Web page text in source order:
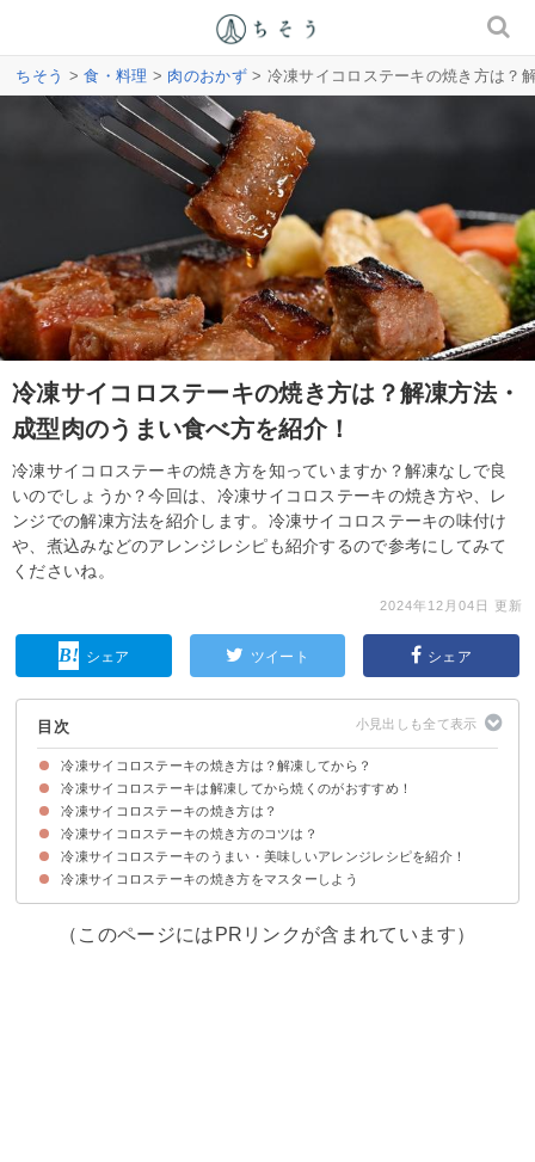
ちそう >食・料理 > 肉のおかず> 冷凍サイコロステーキの焼き方は？
冷凍サイコロステーキの焼き方は？解凍方法・
成型肉のうまい食べ方を紹介！
冷凍サイコロステーキの焼き方を知っていますか？解凍なしで良
いのでしょうか？今回は、冷凍サイコロステーキの焼き方や、レ
ンジでの解凍方法を紹介します。冷凍サイコロステーキの味付け
や、煮込みなどのアレンジレシピも紹介するので参考にしてみて
くださいね。
2024年12月04日 更新
シェア ツイート シェア
目次
冷凍サイコロステーキの焼き方は？解凍してから？
冷凍サイコロステーキは解凍してから焼くのがおすすめ！
①電子レンジで解凍する方法
②自然解凍する方法
③解凍プレートで解凍する方法
冷凍サイコロステーキの焼き方は？
材料
焼き方・手順
冷凍サイコロステーキの焼き方のコツは？
①事前に解凍する
②ドリップはキッチンペーパーで拭き取る
③蒸し焼きにして中までしっかり火を通す
④油なしでフライパンで焼く
⑤冷凍サイコロステーキの表面を触りすぎない
冷凍サイコロステーキのうまい・美味しいアレンジレシピを紹介！
①冷凍サイコロステーキの粒マスタードソース
②おろし玉ねぎソースのサイコロステーキ
③サイコロステーキカレー
冷凍サイコロステーキの焼き方をマスターしよう
（このページにはPRリンクが含まれています）